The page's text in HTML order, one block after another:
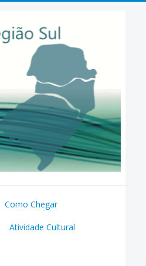
Como Chegar
Atividade Cultural